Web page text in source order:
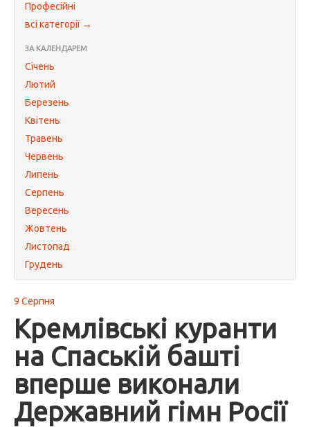
Професійні
всі категорії →
ЗА КАЛЕНДАРЕМ
Січень
Лютий
Березень
Квітень
Травень
Червень
Липень
Серпень
Вересень
Жовтень
Листопад
Грудень
9 Серпня
Кремлівські куранти
на Спаській башті
вперше виконали
Державний гімн Росії